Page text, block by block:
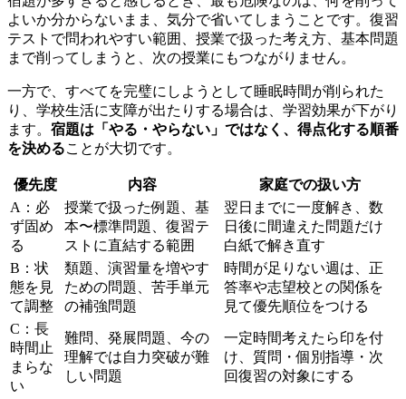
よいか分からないまま、気分で省いてしまうことです。復習
テストで問われやすい範囲、授業で扱った考え方、基本問題
まで削ってしまうと、次の授業にもつながりません。
一方で、すべてを完璧にしようとして睡眠時間が削られた
り、学校生活に支障が出たりする場合は、学習効果が下がり
ます。 宿題は「やる・やらない」ではなく、得点化する順番
を決めることが大切です。
優先度 内容
家庭での扱い方
A：必
ず固め
る
授業で扱った例題、基
本〜標準問題、復習テ
ストに直結する範囲
翌日までに一度解き、数
日後に間違えた問題だけ
白紙で解き直す
B：状
態を見
て調整
類題、演習量を増やす
ための問題、苦手単元
の補強問題
時間が足りない週は、正
答率や志望校との関係を
見て優先順位をつける
C：長
時間止
まらな
い
難問、発展問題、今の
理解では自力突破が難
しい問題
一定時間考えたら印を付
け、質問・個別指導・次
回復習の対象にする